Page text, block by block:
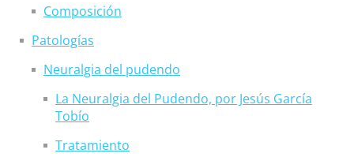
Composición
Patologías
Neuralgia del pudendo
La Neuralgia del Pudendo, por Jesús García
Tobío
Tratamiento